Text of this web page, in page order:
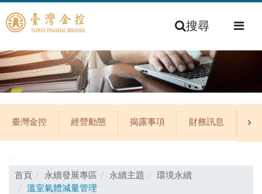
搜尋
臺灣金控 經營動態 揭露事項 財務訊息 公
首頁 永續發展專區 永續主題
環境永續
溫室氣體減量管理